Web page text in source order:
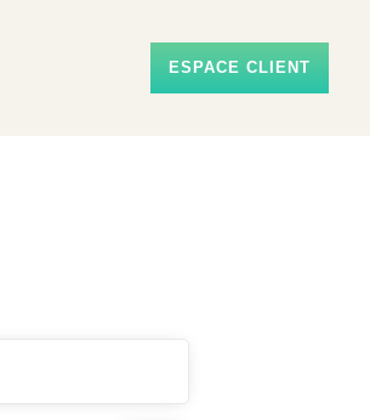
ESPACE CLIENT